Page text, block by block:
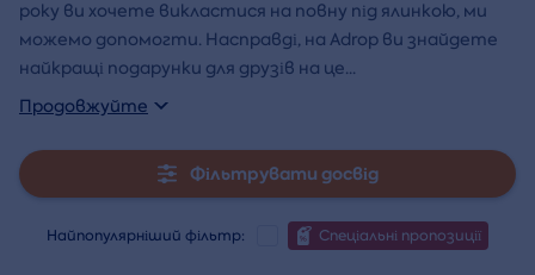
року ви хочете викластися на повну під ялинкою, ми
можемо допомогти. Насправді, на Adrop ви знайдете
найкращі подарунки для друзів на це...
Продовжуйте
Фільтрувати досвід
Найпопулярніший фільтр: Спеціальні пропозиції